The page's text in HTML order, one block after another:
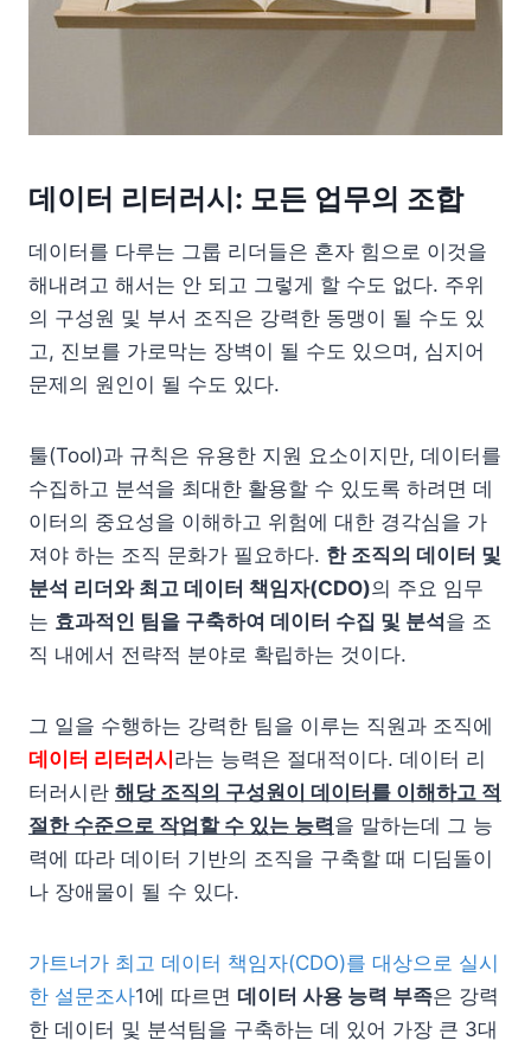
데이터 리터러시: 모든 업무의 조합
데이터를 다루는 그룹 리더들은 혼자 힘으로 이것을
해내려고 해서는 안 되고 그렇게 할 수도 없다. 주위
의 구성원 및 부서 조직은 강력한 동맹이 될 수도 있
고, 진보를 가로막는 장벽이 될 수도 있으며, 심지어
문제의 원인이 될 수도 있다.
툴(Tool)과 규칙은 유용한 지원 요소이지만, 데이터를
수집하고 분석을 최대한 활용할 수 있도록 하려면 데
이터의 중요성을 이해하고 위험에 대한 경각심을 가
져야 하는 조직 문화가 필요하다. 한 조직의 데이터 및
분석 리더와 최고 데이터 책임자(CDO)의 주요 임무
는 효과적인 팀을 구축하여 데이터 수집 및 분석 을 조
직 내에서 전략적 분야로 확립하는 것이다.
그 일을 수행하는 강력한 팀을 이루는 직원과 조직에
데이터 리터러시 라는 능력은 절대적이다. 데이터 리
터러시란 해당 조직의 구성원이 데이터를 이해하고 적
절한 수준으로 작업할 수 있는 능력을 말하는데 그 능
력에 따라 데이터 기반의 조직을 구축할 때 디딤돌이
나 장애물이 될 수 있다.
가트너가 최고 데이터 책임자(CDO)를 대상으로 실시
한 설문조사1에 따르면 데이터 사용 능력 부족은 강력
한 데이터 및 분석팀을 구축하는 데 있어 가장 큰 3대